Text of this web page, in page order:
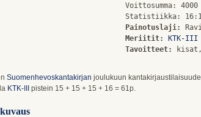
Voittosumma: 4000
Painotuslaji:
Meriitit:
KTK-III
Tavoitteet:
Suomenhevoskantakirjan joulukuun
KTK-III pistein 15 + 15 + 15 + 16 = 61p.